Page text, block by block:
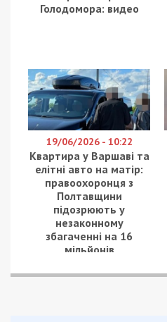
Голодомора: видео
19/06/2026 - 10:22
Квартира у Варшаві та
елітні авто на матір:
правоохоронця з
Полтавщини
підозрюють у
незаконному
збагаченні на 16
мільйонів